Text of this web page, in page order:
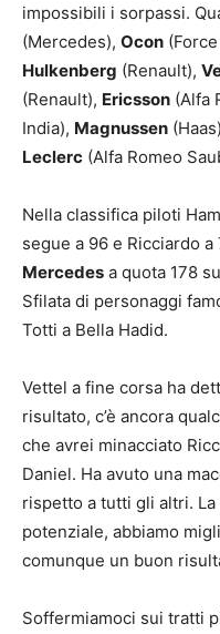
impossibili i sorpassi.
(Mercedes), Ocon
Hulkenberg (Renault),
(Renault), Ericsson (Alfa
India), Magnussen
Leclerc (Alfa Romeo
Nella classifica piloti
segue a 96 e Ricciardo
Mercedes a quota 178
Sfilata di personaggi
Totti a Bella Hadid.
Vettel a fine corsa ha
risultato, c’è ancora
che avrei minacciato
Daniel. Ha avuto una
rispetto a tutti gli altri.
potenziale, abbiamo
comunque un buon
Soffermiamoci sui tratti